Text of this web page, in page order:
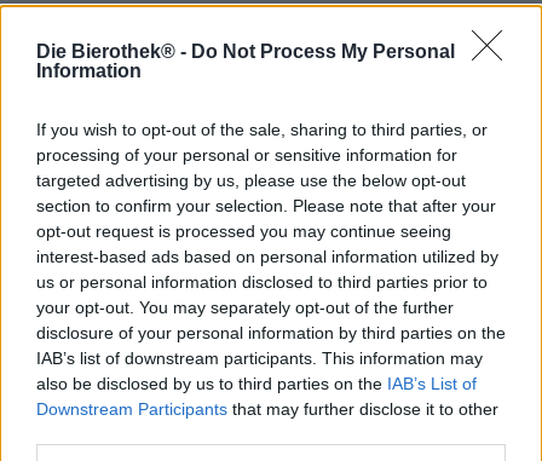
Die Bierothek® - Do Not Process My Personal
Information
If you wish to opt-out of the sale, sharing to third parties, or
processing of your personal or sensitive information for
targeted advertising by us, please use the below opt-out
section to confirm your selection. Please note that after your
opt-out request is processed you may continue seeing
interest-based ads based on personal information utilized by
us or personal information disclosed to third parties prior to
your opt-out. You may separately opt-out of the further
disclosure of your personal information by third parties on the
IAB’s list of downstream participants. This information may
also be disclosed by us to third parties on the IAB’s List of
Downstream Participants that may further disclose it to other
Brauerei
Bierothek® ID
EAN
4779038321642
Gewicht
0.33kg(0.67kg met verpakking)
Deponeren
€ 0.08
LMIV
Verantwoordelijke exploitant van levensmiddelenbedrijven
(EU)
Sakiškių alus, Beržo 4-oji g. 9,
Sakiškės Litauen(LT)
Baltikum